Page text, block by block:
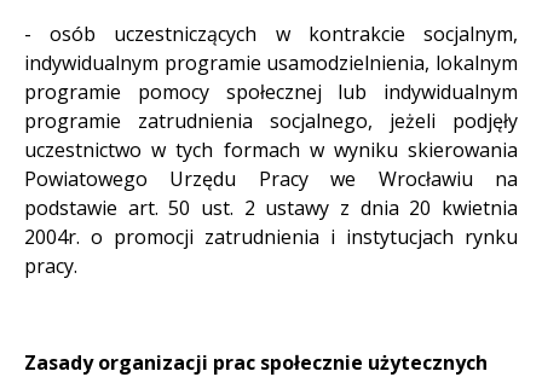
- osób uczestniczących w kontrakcie socjalnym,
indywidualnym programie usamodzielnienia, lokalnym
programie pomocy społecznej lub indywidualnym
programie zatrudnienia socjalnego, jeżeli podjęły
uczestnictwo w tych formach w wyniku skierowania
Powiatowego Urzędu Pracy we Wrocławiu na
podstawie art. 50 ust. 2 ustawy z dnia 20 kwietnia
2004r. o promocji zatrudnienia i instytucjach rynku
pracy.
Zasady organizacji prac społecznie użytecznych